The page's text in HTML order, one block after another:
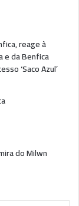
reage à
e da Benfica
‘Saco Azul’
do Milwn